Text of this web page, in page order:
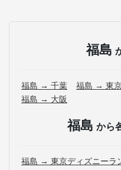
福島
福島 → 千葉 福島 → 東
福島 → 大阪
福島 から
福島 → 東京ディズニーラ